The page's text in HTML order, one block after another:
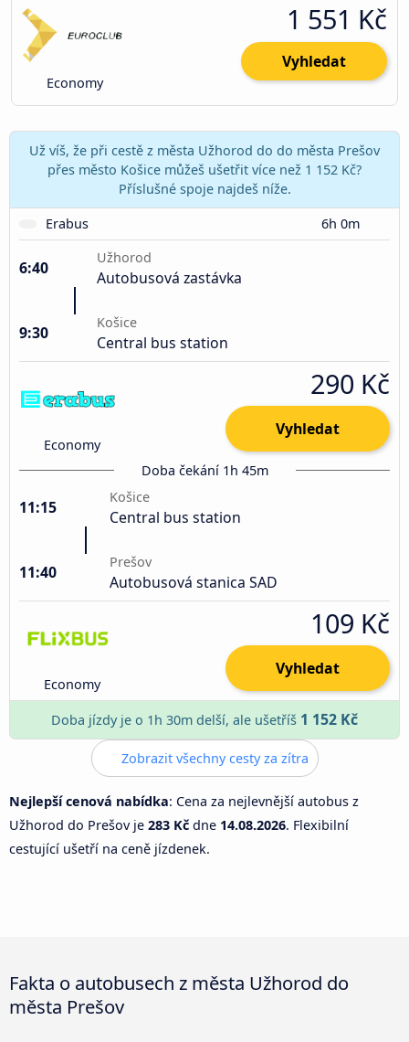
Economy
1 551 Kč
Vyhledat
Už víš, že při cestě z města Užhorod do do města Prešov
přes město Košice můžeš ušetřit více než 1 152 Kč?
Příslušné spoje najdeš níže.
Erabus
6h 0m
6:40
Užhorod
Autobusová zastávka
9:30
Košice
Central bus station
Economy
290 Kč
Vyhledat
Doba čekání 1h 45m
11:15
Košice
Central bus station
11:40
Prešov
Autobusová stanica SAD
Economy
109 Kč
Vyhledat
Doba jízdy je o 1h 30m delší, ale ušetříš 1 152 Kč
Zobrazit všechny cesty za zítra
Nejlepší cenová nabídka: Cena za nejlevnější autobus z
Užhorod do Prešov je 283 Kč dne 14.08.2026. Flexibilní
cestující ušetří na ceně jízdenek.
Fakta o autobusech z města Užhorod do
města Prešov